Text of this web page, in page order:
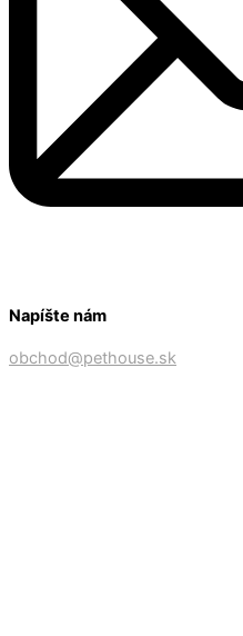
Napíšte nám
obchod@pethouse.sk